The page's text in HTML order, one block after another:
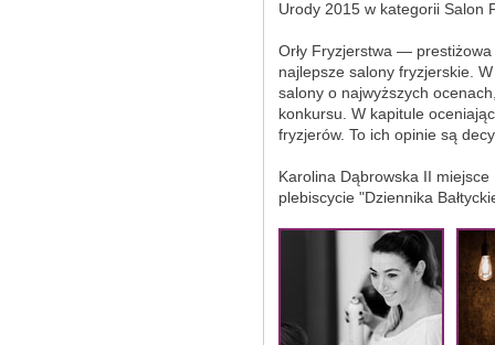
Urody 2015 w kategorii Salon
Orły Fryzjerstwa —
najlepsze salony fryzjerskie.
salony o najwyższych
konkursu. W kapitule
fryzjerów. To ich opinie są
Karolina Dąbrowska II
plebiscycie "Dziennika